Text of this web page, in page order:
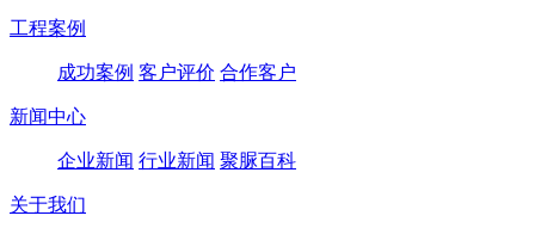
工程案例
成功案例 客户评价 合作客户
新闻中心
企业新闻 行业新闻 聚脲百科
关于我们